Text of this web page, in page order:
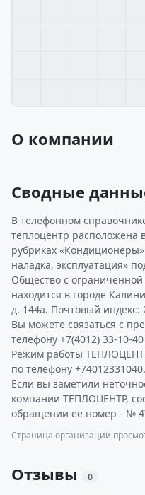
О компании
Сводные
В телефонном
теплоцентр расположена
рубриках
наладка, эксплуатация»
Общество с
находится в городе
д. 144а. Почтовый индекс:
Вы можете связаться с
телефону +7(4012) 33-10-
Режим работы
по телефону +74012331040.
Если вы заметили
компании ТЕПЛОЦЕНТР,
обращении ее номер - №
Страница организации
Отзывы 0